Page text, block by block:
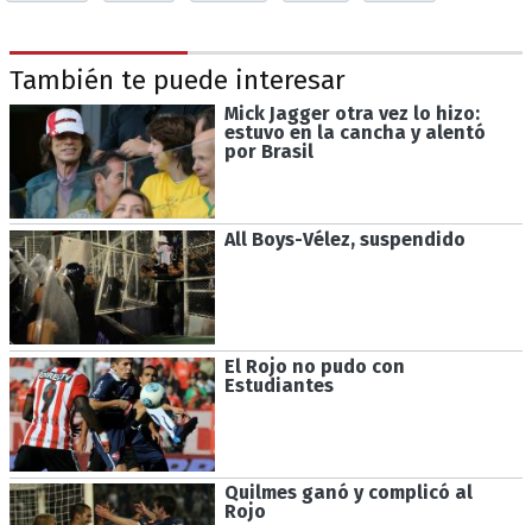
También te puede interesar
Mick Jagger otra vez lo hizo:
estuvo en la cancha y alentó
por Brasil
All Boys-Vélez, suspendido
El Rojo no pudo con
Estudiantes
Quilmes ganó y complicó al
Rojo